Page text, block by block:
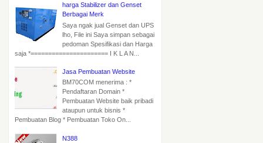
harga Stabilizer dan Genset
Berbagai Merk
Saya ngak jual Genset dan UPS
lho, File ini Saya simpan sebagai
pedoman Spesifikasi dan Harga
saja *====================== I K L A N...
Jasa Pembuatan Website
BM70COM menerima : *
Pendaftaran Domain *
Pembuatan Website baik pribadi
ataupun untuk bisnis *
Pembuatan Blog * Pembuatan Toko On...
N388